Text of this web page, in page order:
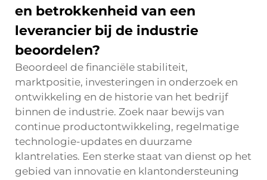
en betrokkenheid van een
leverancier bij de industrie
beoordelen?
Beoordeel de financiële stabiliteit,
marktpositie, investeringen in onderzoek en
ontwikkeling en de historie van het bedrijf
binnen de industrie. Zoek naar bewijs van
continue productontwikkeling, regelmatige
technologie-updates en duurzame
klantrelaties. Een sterke staat van dienst op het
gebied van innovatie en klantondersteuning